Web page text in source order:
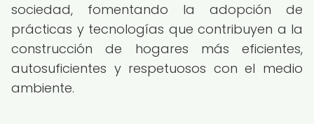
sociedad, fomentando la adopción de
prácticas y tecnologías que contribuyen a la
construcción de hogares más eficientes,
autosuficientes y respetuosos con el medio
ambiente.